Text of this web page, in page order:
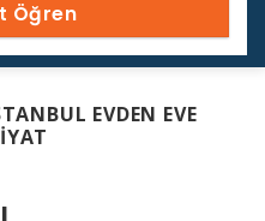
Öğren
EVDEN EVE